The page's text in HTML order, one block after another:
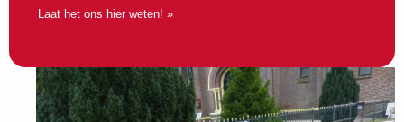
Laat het ons hier weten! »